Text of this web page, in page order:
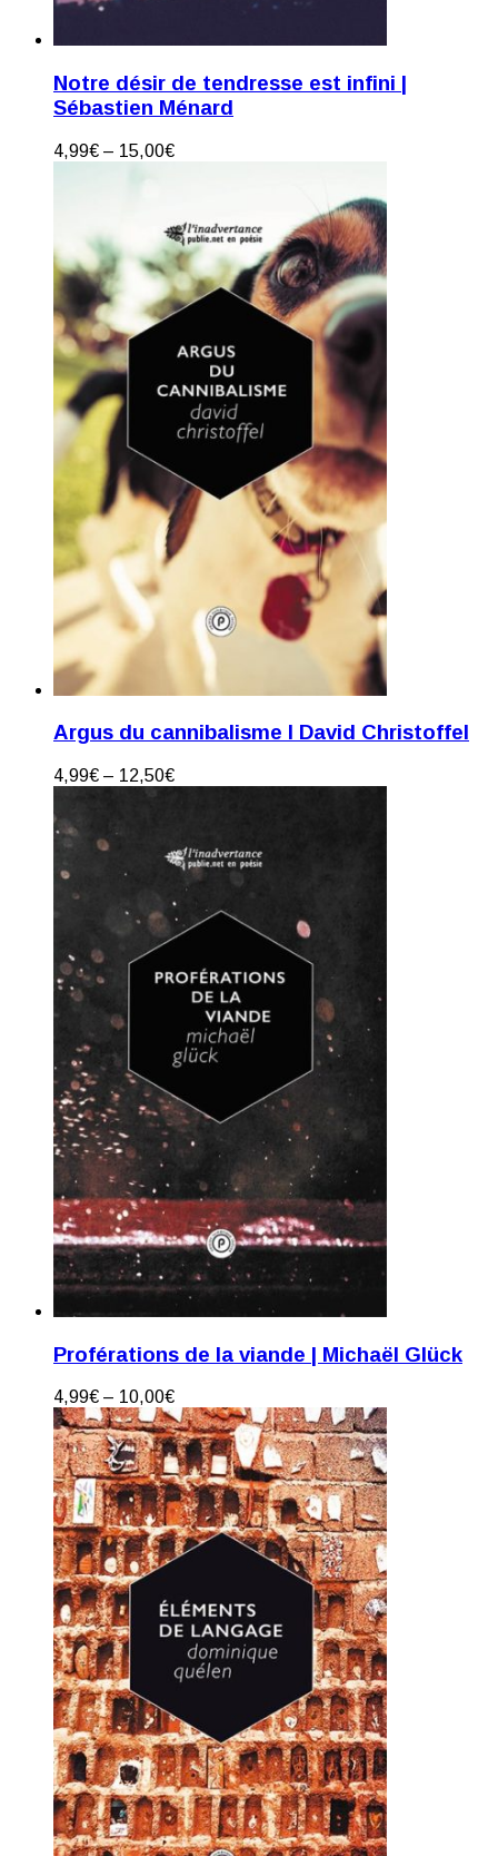
Notre désir de tendresse est infini |
Sébastien Ménard
4,99€ – 15,00€
Argus du cannibalisme I David Christoffel
4,99€ – 12,50€
Proférations de la viande | Michaël Glück
4,99€ – 10,00€